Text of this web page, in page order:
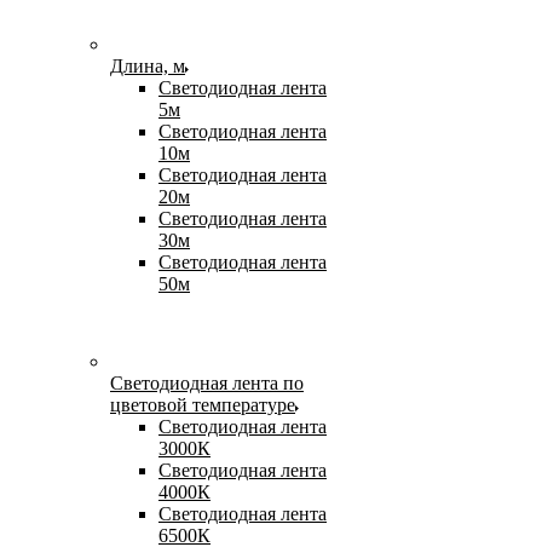
Длина, м
Светодиодная лента
5м
Светодиодная лента
10м
Светодиодная лента
20м
Светодиодная лента
30м
Светодиодная лента
50м
Светодиодная лента по
цветовой температуре
Светодиодная лента
3000К
Светодиодная лента
4000К
Светодиодная лента
6500К